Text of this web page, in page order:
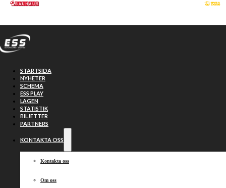
Hoppa till huvudinnehåll
STARTSIDA
NYHETER
SCHEMA
ESS PLAY
LAGEN
STATISTIK
BILJETTER
PARTNERS
KONTAKTA OSS
Kontakta oss
Om oss